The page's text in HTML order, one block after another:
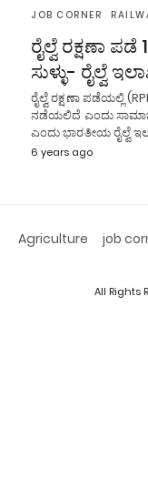
JOB CORNER
ರೈಲ್ವೆ ರಕ್ಷಣಾ
ಸುಳ್ಳು- ರೈಲ್ವೆ
ರೈಲ್ವೆ ರಕ್ಷಣಾ ಪಡೆಯಲ್ಲಿ
ನಡೆಯಲಿದೆ ಎಂದು ಸಾಮಾಜಿಕ
ಎಂದು ಭಾರತೀಯ ರೈಲ್ವೆ
6 years ago
Agriculture job
All Rights